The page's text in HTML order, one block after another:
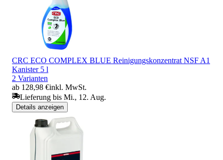
CRC ECO COMPLEX BLUE Reinigungskonzentrat NSF A1
Kanister 5 l
2 Varianten
ab 128,98 €inkl. MwSt.
Lieferung bis Mi., 12. Aug.
Details anzeigen